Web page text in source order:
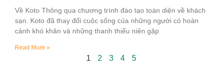
Về Koto Thông qua chương trình đào tạo toàn diện về khách
sạn. Koto đã thay đổi cuộc sống của những người có hoàn
cảnh khó khăn và những thanh thiếu niên gặp
Read More »
1 2 3 4 5